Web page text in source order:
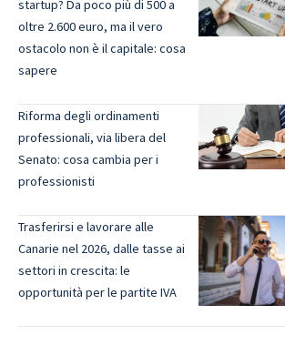
startup? Da poco più di 500 a
oltre 2.600 euro, ma il vero
ostacolo non è il capitale: cosa
sapere
Riforma degli ordinamenti
professionali, via libera del
Senato: cosa cambia per i
professionisti
Trasferirsi e lavorare alle
Canarie nel 2026, dalle tasse ai
settori in crescita: le
opportunità per le partite IVA